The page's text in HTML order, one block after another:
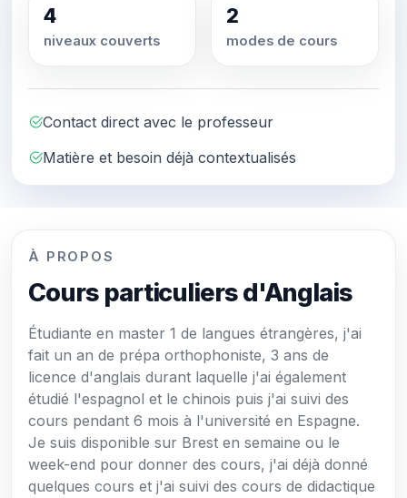
4
niveaux couverts
2
modes de cours
Contact direct avec le professeur
Matière et besoin déjà contextualisés
À PROPOS
Cours particuliers d'Anglais
Étudiante en master 1 de langues étrangères, j'ai
fait un an de prépa orthophoniste, 3 ans de
licence d'anglais durant laquelle j'ai également
étudié l'espagnol et le chinois puis j'ai suivi des
cours pendant 6 mois à l'université en Espagne.
Je suis disponible sur Brest en semaine ou le
week-end pour donner des cours, j'ai déjà donné
quelques cours et j'ai suivi des cours de didactique